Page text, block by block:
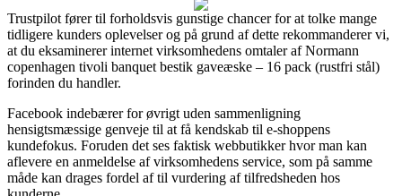
Trustpilot fører til forholdsvis gunstige chancer for at tolke mange
tidligere kunders oplevelser og på grund af dette rekommanderer vi,
at du eksaminerer internet virksomhedens omtaler af Normann
copenhagen tivoli banquet bestik gaveæske – 16 pack (rustfri stål)
forinden du handler.
Facebook indebærer for øvrigt uden sammenligning
hensigtsmæssige genveje til at få kendskab til e-shoppens
kundefokus. Foruden det ses faktisk webbutikker hvor man kan
aflevere en anmeldelse af virksomhedens service, som på samme
måde kan drages fordel af til vurdering af tilfredsheden hos